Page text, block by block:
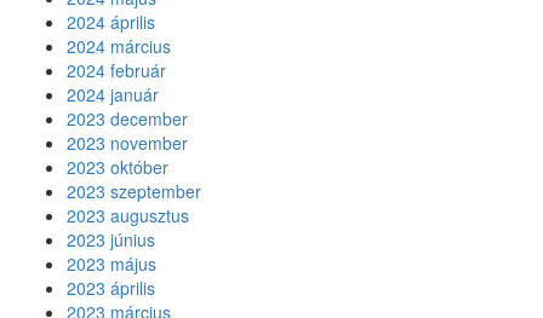
2024 április
2024 március
2024 február
2024 január
2023 december
2023 november
2023 október
2023 szeptember
2023 augusztus
2023 június
2023 május
2023 április
2023 március